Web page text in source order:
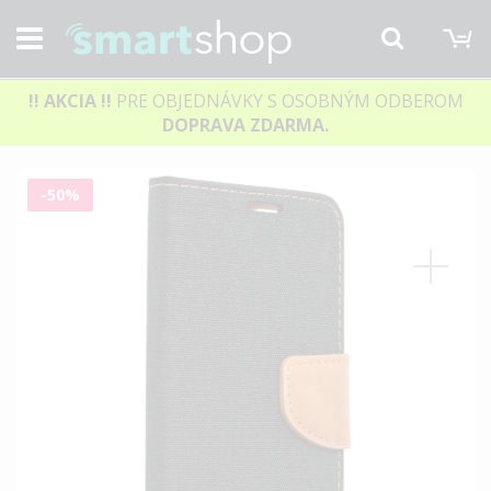
Hľadať
!! AKCIA !! PRE OBJEDNÁVKY S OSOBNÝM ODBEROM
DOPRAVA ZDARMA.
Preskočiť
-50%